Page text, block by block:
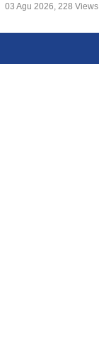
03 Agu 2026, 228 Views